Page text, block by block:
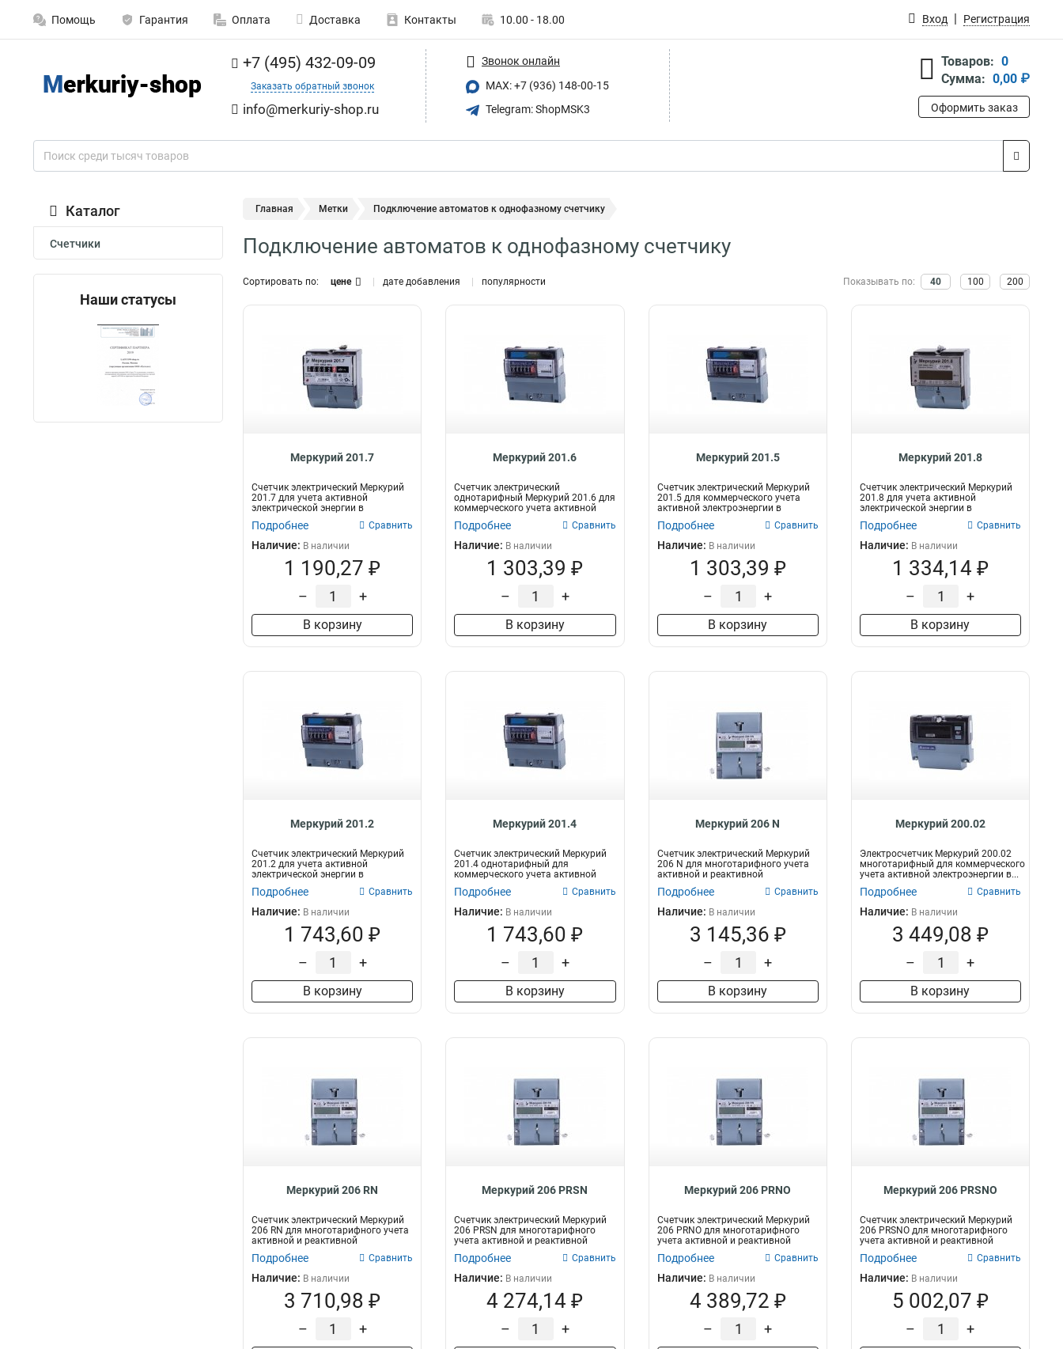
Помощь Гарантия Оплата Доставка Контакты 10.00 - 18.00 Вход Регистрация
+7 (495) 432-09-09
Заказать обратный звонок
info@merkuriy-shop.ru
Звонок онлайн
MAX: +7 (936) 148-00-15
Telegram: ShopMSK3
Товаров: 0
Сумма: 0,00 ₽
Оформить заказ
Каталог
Счетчики
Наши статусы
Главная Метки Подключение автоматов к однофазному счетчику
Подключение автоматов к однофазному счетчику
Сортировать по: цене дате добавления популярности Показывать по: 40 100 200
Меркурий 201.7
Счетчик электрический Меркурий
201.7 для учета активной
электрической энергии в
двухпроводных с...
Подробнее Сравнить
Наличие: В наличии
1 190,27 ₽
– +
В корзину
Меркурий 201.6
Счетчик электрический
однотарифный Меркурий 201.6 для
коммерческого учета активной
электроэнерг...
Подробнее Сравнить
Наличие: В наличии
1 303,39 ₽
– +
В корзину
Меркурий 201.5
Счетчик электрический Меркурий
201.5 для коммерческого учета
активной электроэнергии в
однофазн...
Подробнее Сравнить
Наличие: В наличии
1 303,39 ₽
– +
В корзину
Меркурий 201.8
Счетчик электрический Меркурий
201.8 для учета активной
электрической энергии в
двухпроводных с...
Подробнее Сравнить
Наличие: В наличии
1 334,14 ₽
– +
В корзину
Меркурий 201.2
Счетчик электрический Меркурий
201.2 для учета активной
электрической энергии в
двухпроводных с...
Подробнее Сравнить
Наличие: В наличии
1 743,60 ₽
– +
В корзину
Меркурий 201.4
Счетчик электрический Меркурий
201.4 однотарифный для
коммерческого учета активной
электроэнерг...
Подробнее Сравнить
Наличие: В наличии
1 743,60 ₽
– +
В корзину
Меркурий 206 N
Счетчик электрический Меркурий
206 N для многотарифного учета
активной и реактивной
электрическ...
Подробнее Сравнить
Наличие: В наличии
3 145,36 ₽
– +
В корзину
Меркурий 200.02
Электросчетчик Меркурий 200.02
многотарифный для коммерческого
учета активной электроэнергии в...
Подробнее Сравнить
Наличие: В наличии
3 449,08 ₽
– +
В корзину
Меркурий 206 RN
Счетчик электрический Меркурий
206 RN для многотарифного учета
активной и реактивной
электричес...
Подробнее Сравнить
Наличие: В наличии
3 710,98 ₽
– +
Меркурий 206 PRSN
Счетчик электрический Меркурий
206 PRSN для многотарифного
учета активной и реактивной
электрич...
Подробнее Сравнить
Наличие: В наличии
4 274,14 ₽
– +
Меркурий 206 PRNO
Счетчик электрический Меркурий
206 PRNO для многотарифного
учета активной и реактивной
электрич...
Подробнее Сравнить
Наличие: В наличии
4 389,72 ₽
– +
Меркурий 206 PRSNO
Счетчик электрический Меркурий
206 PRSNO для многотарифного
учета активной и реактивной
электри...
Подробнее Сравнить
Наличие: В наличии
5 002,07 ₽
– +